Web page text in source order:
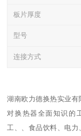
板片厚度
型号
连接方式
湖南欧力德换热实业
对换热器全面知识的
工、、食品饮料、电